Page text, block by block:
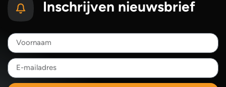
Inschrijven nieuwsbrief